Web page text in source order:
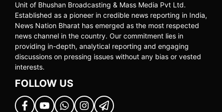
Unit of Bhushan Broadcasting & Mass Media Pvt Ltd.
Established as a pioneer in credible news reporting in India,
News Nation Bharat has emerged as the most respected
news channel in the country. Our commitment lies in
providing in-depth, analytical reporting and engaging
discussions on pressing issues without any bias or vested
interests.
FOLLOW US